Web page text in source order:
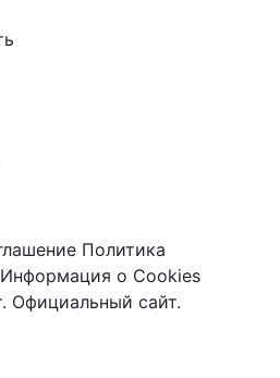
Политика
Информация о Cookies
Официальный сайт.